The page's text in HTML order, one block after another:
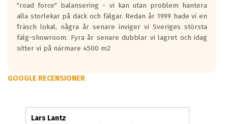
"road force" balansering - vi kan utan problem hantera
alla storlekar på däck och fälgar. Redan år 1999 hade vi en
fräsch lokal, några år senare inviger vi Sveriges största
fälg-showroom. Fyra år senare dubblar vi lagret och idag
sitter vi på närmare 4500 m2
GOOGLE RECENSIONER
Lars Lantz